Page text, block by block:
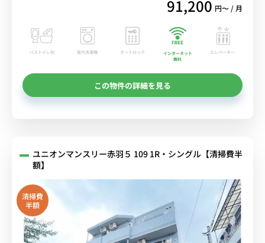
91,200 円〜 / 月
バストイレ別 室内洗濯機 オートロック
インターネット
無料
エレベーター
この物件の詳細を見る
ユニオンマンスリー赤羽５ 109 1R・シングル【清掃費半
額】
清掃費
半額